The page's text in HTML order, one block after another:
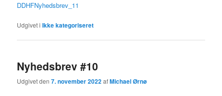
DDHFNyhedsbrev_11
Udgivet i Ikke kategoriseret
Nyhedsbrev #10
Udgivet den7. november 2022afMichael Ørnø